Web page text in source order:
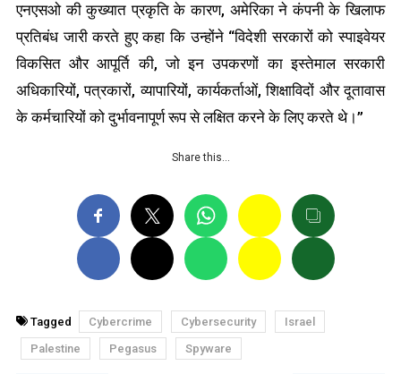
एनएसओ की कुख्यात प्रकृति के कारण, अमेरिका ने कंपनी के खिलाफ
प्रतिबंध जारी करते हुए कहा कि उन्होंने “विदेशी सरकारों को स्पाइवेयर
विकसित और आपूर्ति की, जो इन उपकरणों का इस्तेमाल सरकारी
अधिकारियों, पत्रकारों, व्यापारियों, कार्यकर्ताओं, शिक्षाविदों और दूतावास
के कर्मचारियों को दुर्भावनापूर्ण रूप से लक्षित करने के लिए करते थे।”
Share this…
Tagged Cybercrime Cybersecurity
Israel
Palestine
Pegasus Spyware